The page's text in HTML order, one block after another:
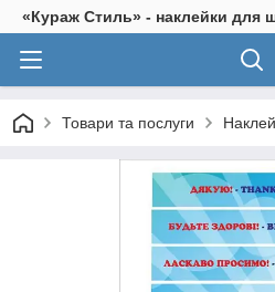
«Кураж Стиль» - наклейки для
Товари та послуги